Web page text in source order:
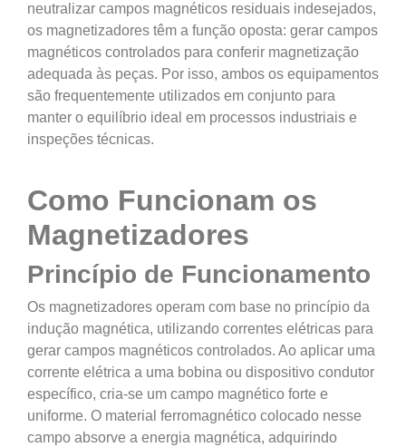
neutralizar campos magnéticos residuais indesejados,
os magnetizadores têm a função oposta: gerar campos
magnéticos controlados para conferir magnetização
adequada às peças. Por isso, ambos os equipamentos
são frequentemente utilizados em conjunto para
manter o equilíbrio ideal em processos industriais e
inspeções técnicas.
Como Funcionam os
Magnetizadores
Princípio de Funcionamento
Os magnetizadores operam com base no princípio da
indução magnética, utilizando correntes elétricas para
gerar campos magnéticos controlados. Ao aplicar uma
corrente elétrica a uma bobina ou dispositivo condutor
específico, cria-se um campo magnético forte e
uniforme. O material ferromagnético colocado nesse
campo absorve a energia magnética, adquirindo